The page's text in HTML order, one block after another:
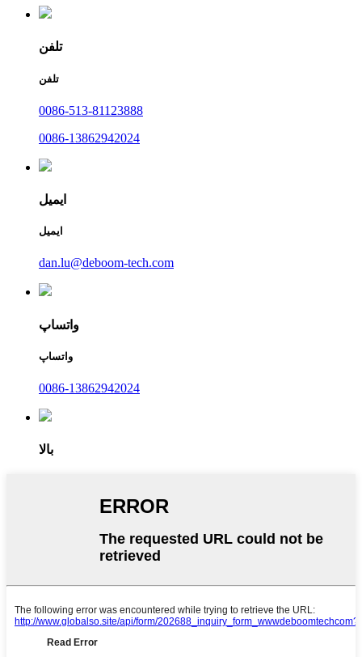
تلفن
تلفن
0086-513-81123888
0086-13862942024
ایمیل
ایمیل
dan.lu@deboom-tech.com
واتساپ
واتساپ
0086-13862942024
بالا